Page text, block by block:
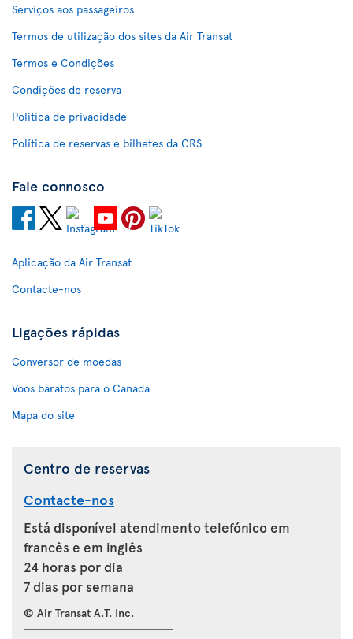
Serviços aos passageiros
Termos de utilização dos sites da Air Transat
Termos e Condições
Condições de reserva
Política de privacidade
Política de reservas e bilhetes da CRS
Fale connosco
Aplicação da Air Transat
Contacte-nos
Ligações rápidas
Conversor de moedas
Voos baratos para o Canadá
Mapa do site
Centro de reservas
Contacte-nos
Está disponível atendimento telefónico em
francês e em inglês
24 horas por dia
7 dias por semana
© Air Transat A.T. Inc.